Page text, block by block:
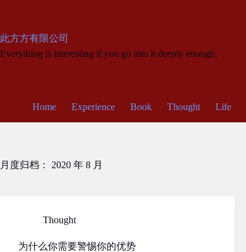
内
容
此方方有限公司
Everything is interesting if you go into it deeply enough.
Home Experience Book Thought Life
月度归档： 2020 年 8 月
Thought
为什么你需要警惕你的优势